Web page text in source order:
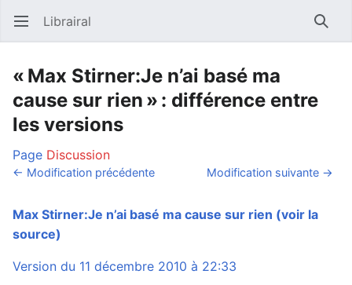
Ouvrir le menu principal Librairal
« Max Stirner:Je n’ai basé ma
cause sur rien » : différence entre
les versions
Page Discussion
← Modification précédente Modification suivante →
Max Stirner:Je n’ai basé ma cause sur rien (voir la
source)
Version du 11 décembre 2010 à 22:33